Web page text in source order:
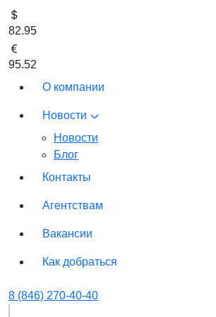
82.95
95.52
О компании
Новости
Новости
Блог
Контакты
Агентствам
Вакансии
Как добраться
8 (846) 270-40-40